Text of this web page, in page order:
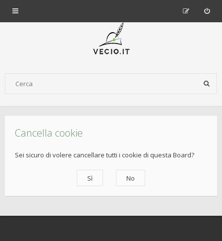
Cancella cookie
Sei sicuro di volere cancellare tutti i cookie di questa Board?